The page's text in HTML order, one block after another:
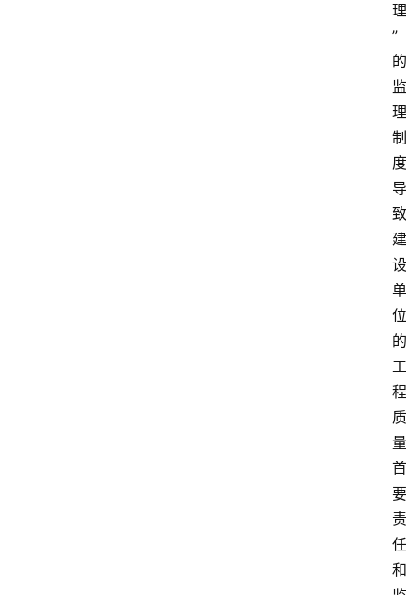
理
”
的
监
理
制
度
导
致
建
设
单
位
的
工
程
质
量
首
要
责
任
和